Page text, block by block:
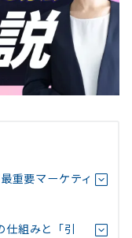
重要マーケティ
組みと「引